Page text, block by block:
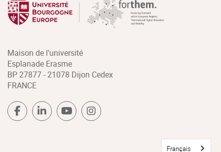
Maison de l'université
Esplanade Erasme
BP 27877 - 21078 Dijon Cedex
FRANCE
Français